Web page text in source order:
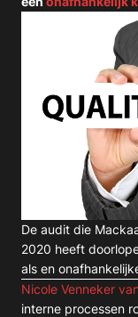
De audit die
2020 heeft
als en
Nicole Venneker
interne processen